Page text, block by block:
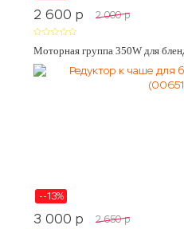
2 600 p 2 000 p
Моторная группа 350W для
--13%
3 000 p 2 650 p